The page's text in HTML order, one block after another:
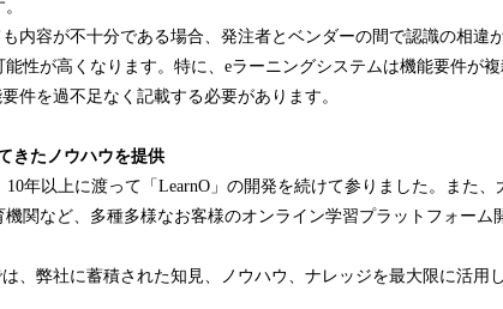
内容が不十分である場合、発注者とベンダーの間で認識の相違
性が高くなります。特に、eラーニングシステムは機能要件が複
件を過不足なく記載する必要があります。
きたノウハウを提供
年以上に渡って「LearnO」の開発を続けて参りました。また、
関など、多種多様なお客様のオンライン学習プラットフォーム
、弊社に蓄積された知見、ノウハウ、ナレッジを最大限に活用